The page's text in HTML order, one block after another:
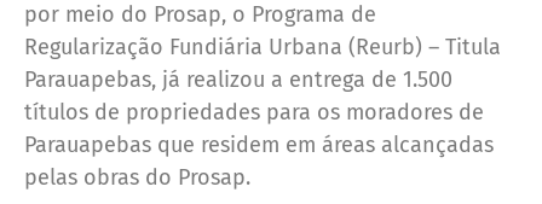
por meio do Prosap, o Programa de
Regularização Fundiária Urbana (Reurb) – Titula
Parauapebas, já realizou a entrega de 1.500
títulos de propriedades para os moradores de
Parauapebas que residem em áreas alcançadas
pelas obras do Prosap.